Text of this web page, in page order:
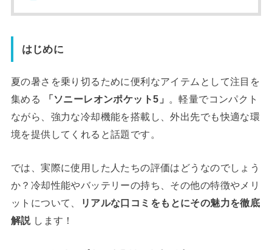
はじめに
夏の暑さを乗り切るために便利なアイテムとして注目を
集める
「ソニーレオンポケット5」
。軽量でコンパクト
ながら、強力な冷却機能を搭載し、外出先でも快適な環
境を提供してくれると話題です。
では、実際に使用した人たちの評価はどうなのでしょう
か？冷却性能やバッテリーの持ち、その他の特徴やメリ
ットについて、
リアルな口コミをもとにその魅力を徹底
解説します！